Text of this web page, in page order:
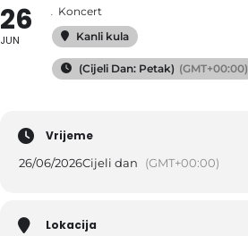
26
JUN
. Koncert
Kanli kula
(Cijeli Dan: Petak) (GMT+00:00)
Vrijeme
26/06/2026Cijeli dan (GMT+00:00)
Lokacija